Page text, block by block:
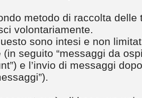
metodo di raccolta
volontariamente.
sono intesi e non
(in seguito “messaggi da
e l’invio di messaggi